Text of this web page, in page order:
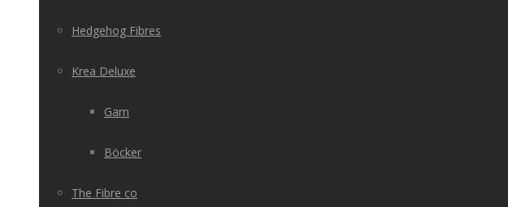
Hedgehog Fibres
Krea Deluxe
Garn
Böcker
The Fibre co